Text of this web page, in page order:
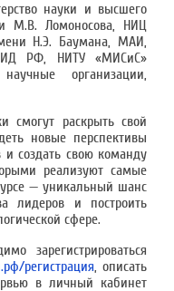
науки и высшего
М.В. Ломоносова, НИЦ
Н.Э. Баумана, МАИ,
РФ, НИТУ «МИСиС»
организации,
смогут раскрыть свой
новые перспективы
и создать свою команду
реализуют самые
— уникальный шанс
лидеров и построить
сфере.
зарегистрироваться
регистрация, описать
в личный кабинет